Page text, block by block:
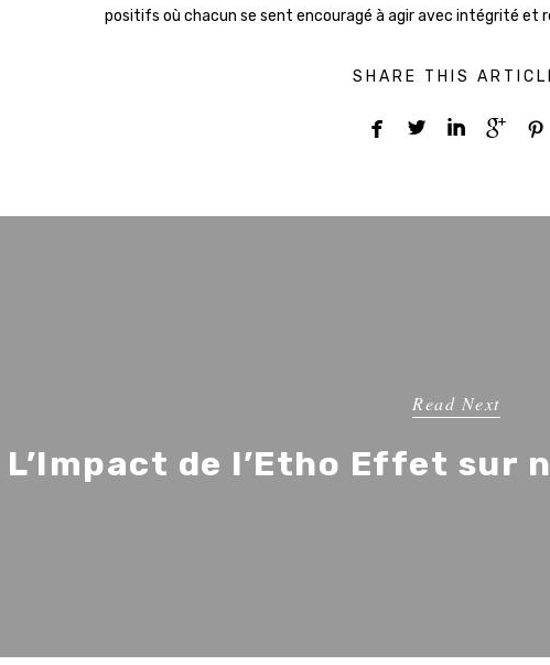
positifs où chacun se sent encouragé à agir avec intégrité et
SHARE THIS
    
Read Next
L’Impact de l’Etho Effet sur